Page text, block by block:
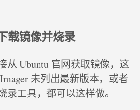
载镜像并烧录
从 Ubuntu 官网获取镜像，这
未列出最新版本，或者
录工具，都可以这样做。